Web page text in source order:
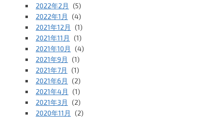
2022年2月
(5)
2022年1月
(4)
2021年12月
(1)
2021年11月
(1)
2021年10月
(4)
2021年9月
(1)
2021年7月
(1)
2021年6月
(2)
2021年4月
(1)
2021年3月
(2)
2020年11月
(2)